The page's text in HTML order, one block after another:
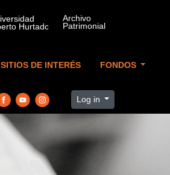
SITIOS DE INTERÉS FONDOS
Log in